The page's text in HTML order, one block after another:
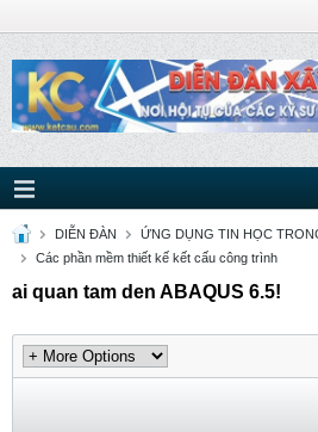
DIỄN ĐÀN
ỨNG DỤNG TIN HỌC
Các phần mềm thiết kế kết cấu công trình
ai quan tam den ABAQUS 6.5!